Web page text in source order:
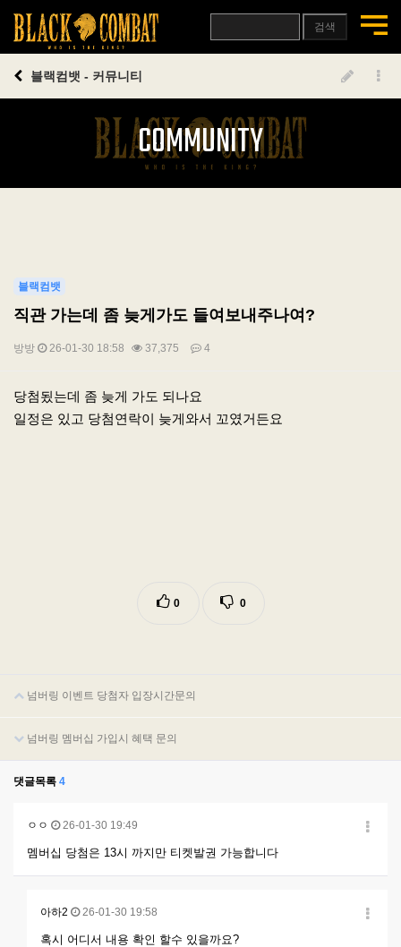
검색
블랙컴뱃 - 커뮤니티
COMMUNITY
블랙컴뱃
직관 가는데 좀 늦게가도 들여보내주나여?
방방 26-01-30 18:58 37,375 4
본문
당첨됬는데 좀 늦게 가도 되나요
일정은 있고 당첨연락이 늦게와서 꼬였거든요
0 0
넘버링 이벤트 당첨자 입장시간문의
넘버링 멤버십 가입시 혜택 문의
댓글목록 4
ㅇㅇ 26-01-30 19:49
멤버십 당첨은 13시 까지만 티켓발권 가능합니다
아하2 26-01-30 19:58
혹시 어디서 내용 확인 할수 있을까요?